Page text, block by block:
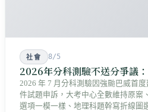
社會 8/5
2026年分科測驗不送分爭議
2026 年 7 月分科測驗因強颱巴威首
件試題申訴，大考中心全數維持原案
選項一模一樣、地理科題幹寫折線圖